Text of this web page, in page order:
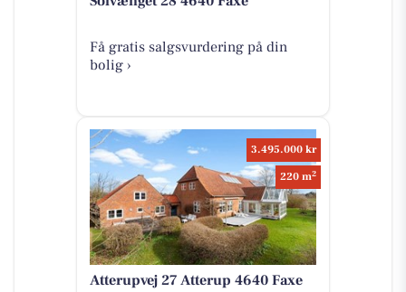
Få gratis salgsvurdering på din
bolig ›
3.495.000 kr
220 m2
Atterupvej 27 Atterup 4640 Faxe